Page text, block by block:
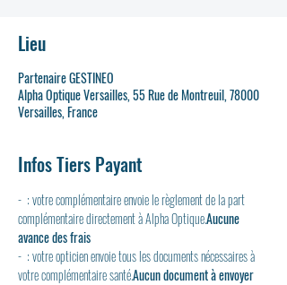
Lieu
Partenaire GESTINEO
Alpha Optique Versailles, 55 Rue de Montreuil, 78000
Versailles, France
Infos Tiers Payant
- : votre complémentaire envoie le règlement de la part
complémentaire directement à Alpha Optique.Aucune
avance des frais
- : votre opticien envoie tous les documents nécessaires à
votre complémentaire santé.Aucun document à envoyer